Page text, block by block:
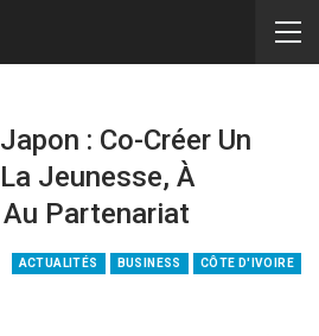
: Co-Créer Un
Jeunesse, À
Partenariat
ACTUALITÉS BUSINESS CÔTE D'IVOIRE